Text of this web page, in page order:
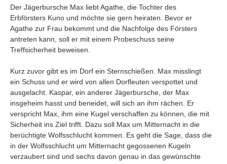
News
Suchen
Kontaktieren
Umfragen
Letzte Beiträge
Der Jägerbursche Max liebt Agathe, die Tochter des
Erbförsters Kuno und möchte sie gern heiraten. Bevor er
Agathe zur Frau bekommt und die Nachfolge des Försters
antreten kann, soll er mit einem Probeschuss seine
Treffsicherheit beweisen.
Kurz zuvor gibt es im Dorf ein Sternschießen. Max misslingt
ein Schuss und er wird von allen Dorfleuten verspottet und
ausgelacht. Kaspar, ein anderer Jägerbursche, der Max
insgeheim hasst und beneidet, will sich an ihm rächen. Er
verspricht Max, ihm eine Kugel verschaffen zu können, die mit
Sicherheit ins Ziel trifft. Dazu soll Max um Mitternacht in die
berüchtigte Wolfsschlucht kommen. Es geht die Sage, dass die
in der Wolfsschlucht um Mitternacht gegossenen Kugeln
verzaubert sind und sechs davon genau in das gewünschte